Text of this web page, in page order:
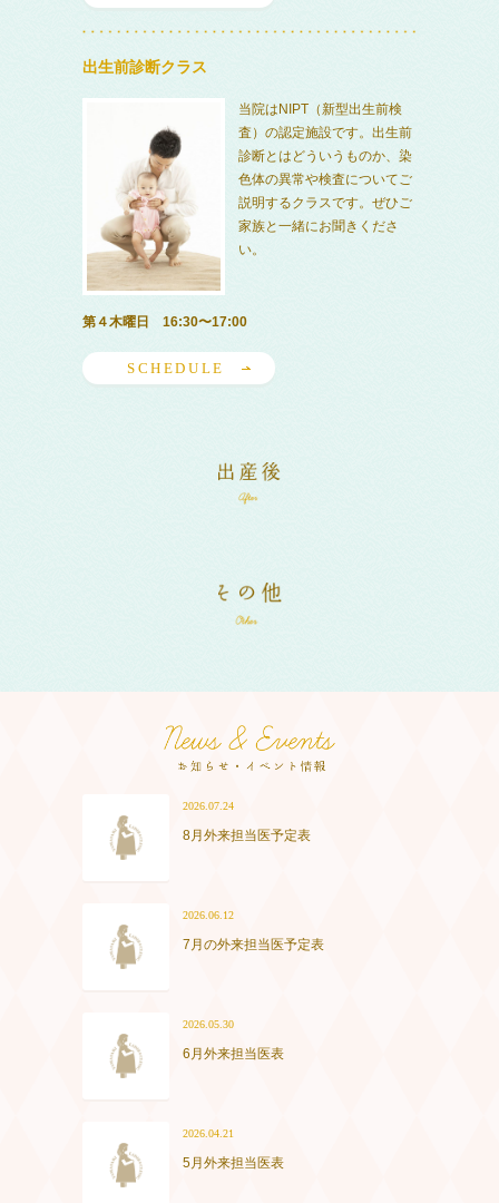
出生前診断クラス
当院はNIPT（新型出生前検
査）の認定施設です。出生前
診断とはどういうものか、染
色体の異常や検査についてご
説明するクラスです。ぜひご
家族と一緒にお聞きくださ
い。
第４木曜日 16:30〜17:00
SCHEDULE
2026.07.24
8月外来担当医予定表
2026.06.12
7月の外来担当医予定表
2026.05.30
6月外来担当医表
2026.04.21
5月外来担当医表